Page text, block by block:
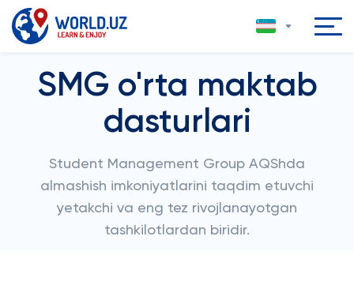
SMG o'rta maktab
dasturlari
Student Management Group AQShda
almashish imkoniyatlarini taqdim etuvchi
yetakchi va eng tez rivojlanayotgan
tashkilotlardan biridir.